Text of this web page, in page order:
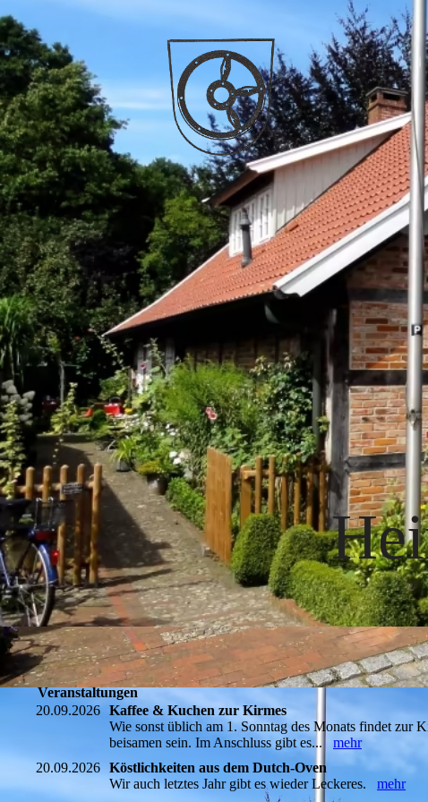
Veranstaltungen
20.09.2026 Kaffee & Kuchen zur Kirmes
Wie sonst üblich am 1. Sonntag des Monats findet
beisamen sein. Im Anschluss gibt es... mehr
20.09.2026 Köstlichkeiten aus dem Dutch-Oven
Wir auch letztes Jahr gibt es wieder Leckeres. mehr